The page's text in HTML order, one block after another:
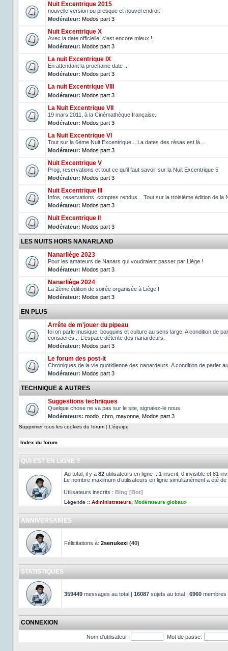
Nuit Excentrique 2015
nouvelle version ou presque et nouvel endroit
Modérateur: Modos part 3
Nuit Excentrique X
Avec la date officielle, c'est encore mieux !
Modérateur: Modos part 3
La nuit Excentrique IX
En attendant la prochaine date ...
Modérateur: Modos part 3
La nuit Excentrique VIII
Modérateur: Modos part 3
La Nuit Excentrique VII
19 mars 2011, à la Cinémathèque française.
Modérateur: Modos part 3
La Nuit Excentrique VI
Tout sur la 6ème Nuit Excentrique... La dates des résas est là...
Modérateur: Modos part 3
Nuit Excentrique V
Prog, reservations et tout ce qu'il faut savoir sur la Nuit Excentrique 5
Modérateur: Modos part 3
Nuit Excentrique III
Infos, reservations, comptes rendus... Tout sur la troisième édition de la
Modérateur: Modos part 3
Nuit Excentrique II
Modérateur: Modos part 3
LES NUITS HORS NANARLAND
Nanarliège 2023
Pour les amateurs de Nanars qui voudraient passer par Liège !
Modérateur: Modos part 3
Nanarliège 2024
La 2ème édition de soirée organisée à Liège !
Modérateur: Modos part 3
EN PLUS
Arrête de m'jouer du pipeau
Ici on parle musique, bouquins et culture au sens large. A condition de
consacrés... L'espace détente des nanardeurs.
Modérateur: Modos part 3
Le forum des post-it
Chroniques de la vie quotidienne des nanardeurs. A condition de parler
Modérateur: Modos part 3
TECHNIQUE & AUTRES
Suggestions techniques
Quelque chose ne va pas sur le site, signalez-le nous
Modérateurs: modo_chro mayonne Modos part 3
Supprimer tous les cookies du forum | L’équipe
Index du forum
QUI EST EN LIGNE ?
Au total, il y a 82 utilisateurs en ligne :: 1 inscrit, 0 invisible et 81
Le nombre maximum d’utilisateurs en ligne simultanément a été de
Utilisateurs inscrits : Bing [Bot]
Légende :: Administrateurs Modérateurs globaux
ANNIVERSAIRES
Félicitations à: 2senukexi (40)
STATISTIQUES
359449 messages au total | 16087 sujets au total | 6960 membres
CONNEXION
Nom d’utilisateur: Mot de passe: